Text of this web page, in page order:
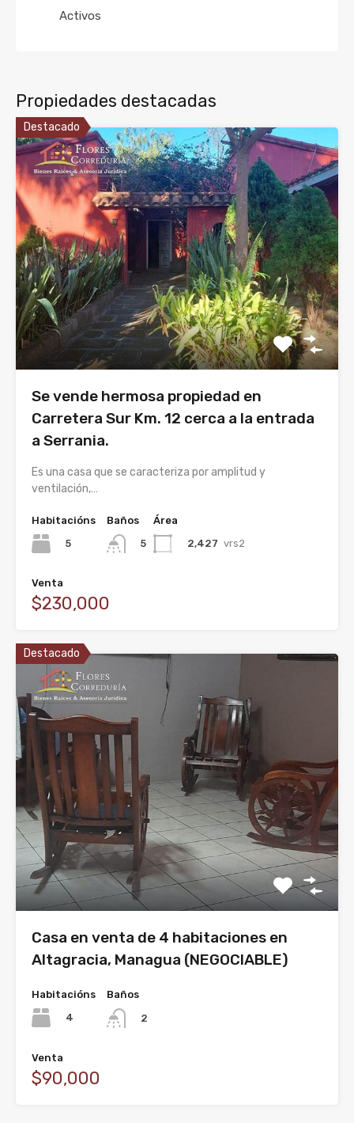
Activos
Propiedades destacadas
Destacado
Se vende hermosa propiedad en
Carretera Sur Km. 12 cerca a la entrada
a Serrania.
Es una casa que se caracteriza por amplitud y
ventilación,…
Habitacións
5
Baños
5
Área
2,427 vrs2
Venta
$230,000
Destacado
Casa en venta de 4 habitaciones en
Altagracia, Managua (NEGOCIABLE)
Habitacións
4
Baños
2
Venta
$90,000